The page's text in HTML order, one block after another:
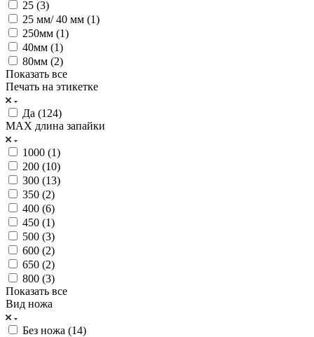
25 (3)
25 мм/ 40 мм (1)
250мм (1)
40мм (1)
80мм (2)
Показать все
Печать на этикетке
Да (124)
MAX длина запайки
1000 (1)
200 (10)
300 (13)
350 (2)
400 (6)
450 (1)
500 (3)
600 (2)
650 (2)
800 (3)
Показать все
Вид ножа
Без ножа (14)